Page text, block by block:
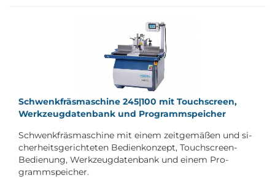
Schwenk­fräs­ma­schi­ne 245|100 mit Touch­screen,
Werk­zeug­da­ten­bank und Pro­gramm­spei­cher
Schwenk­fräs­ma­schi­ne mit einem zeit­ge­mä­ßen und si­
cher­heits­ge­rich­te­ten Be­dien­kon­zept, Touchscreen-​
Bedienung, Werk­zeug­da­ten­bank und einem Pro­
gramm­spei­cher.